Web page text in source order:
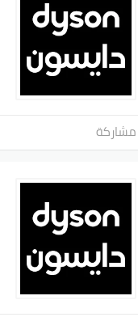
مشاركة